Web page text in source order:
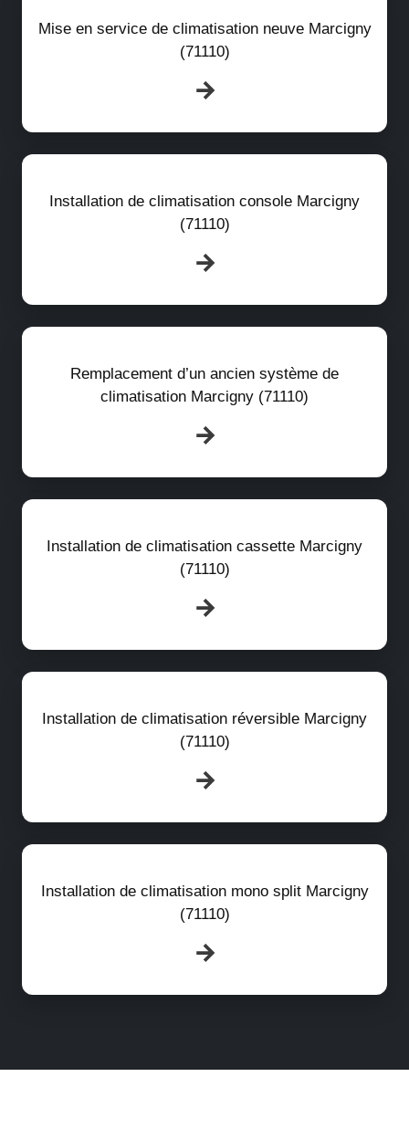
Mise en service de climatisation neuve Marcigny
(71110)
Installation de climatisation console Marcigny
(71110)
Remplacement d’un ancien système de
climatisation Marcigny (71110)
Installation de climatisation cassette Marcigny
(71110)
Installation de climatisation réversible Marcigny
(71110)
Installation de climatisation mono split Marcigny
(71110)